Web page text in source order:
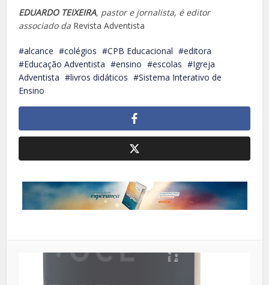
EDUARDO TEIXEIRA, pastor e jornalista, é editor
associado da Revista Adventista
alcance colégios CPB Educacional
editora
Educação Adventista
ensino escolas
Igreja
Adventista
livros didáticos
Sistema Interativo de
Ensino